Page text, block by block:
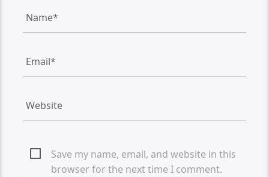
Save my name, email, and website in this
browser for the next time I comment.